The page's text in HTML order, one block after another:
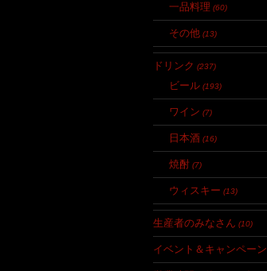
一品料理 (60)
その他 (13)
ドリンク (237)
ビール (193)
ワイン (7)
日本酒 (16)
焼酎 (7)
ウィスキー (13)
生産者のみなさん (10)
イベント＆キャンペーン